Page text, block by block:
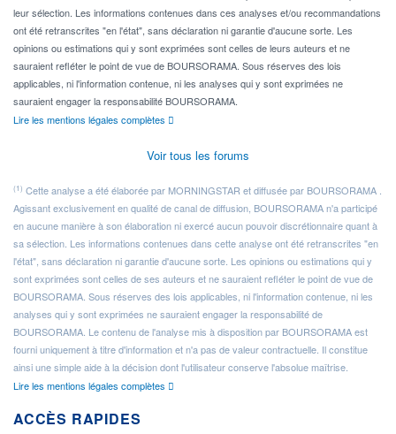
leur sélection. Les informations contenues dans ces analyses et/ou recommandations
ont été retranscrites "en l'état", sans déclaration ni garantie d'aucune sorte. Les
opinions ou estimations qui y sont exprimées sont celles de leurs auteurs et ne
sauraient refléter le point de vue de BOURSORAMA. Sous réserves des lois
applicables, ni l'information contenue, ni les analyses qui y sont exprimées ne
sauraient engager la responsabilité BOURSORAMA.
Lire les mentions légales complètes
Voir tous les forums
(1) Cette analyse a été élaborée par MORNINGSTAR et diffusée par BOURSORAMA .
Agissant exclusivement en qualité de canal de diffusion, BOURSORAMA n'a participé
en aucune manière à son élaboration ni exercé aucun pouvoir discrétionnaire quant à
sa sélection. Les informations contenues dans cette analyse ont été retranscrites "en
l'état", sans déclaration ni garantie d'aucune sorte. Les opinions ou estimations qui y
sont exprimées sont celles de ses auteurs et ne sauraient refléter le point de vue de
BOURSORAMA. Sous réserves des lois applicables, ni l'information contenue, ni les
analyses qui y sont exprimées ne sauraient engager la responsabilité de
BOURSORAMA. Le contenu de l'analyse mis à disposition par BOURSORAMA est
fourni uniquement à titre d'information et n'a pas de valeur contractuelle. Il constitue
ainsi une simple aide à la décision dont l'utilisateur conserve l'absolue maîtrise.
Lire les mentions légales complètes
ACCÈS RAPIDES